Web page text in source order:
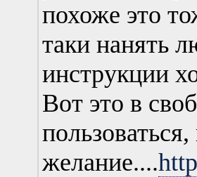
похоже это
таки нанять
инструкции
Вот это в
желание....